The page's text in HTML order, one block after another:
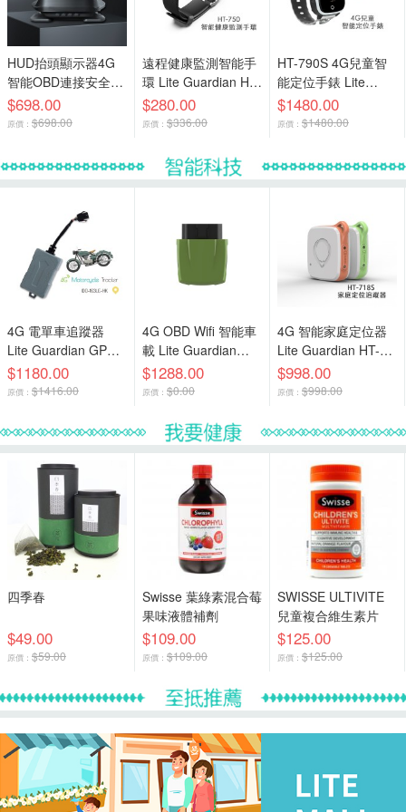
HUD抬頭顯示器4G
智能OBD連接安全智
能駕駛體驗
$698.00
原價： $698.00
遠程健康監測智能手
環 Lite Guardian HT-
750
$280.00
原價： $336.00
HT-790S 4G兒童智
能定位手錶 Lite
Guardian 4G Kids
Smart Tracking
$1480.00
原價： $1480.00
4G 電單車追蹤器
Lite Guardian GPS
Motorcycle Tracker
$1180.00
原價： $1416.00
4G OBD Wifi 智能車
載 Lite Guardian
GPS Car Tracker
$1288.00
原價： $0.00
4G 智能家庭定位器
Lite Guardian HT-
718S
$998.00
原價： $998.00
四季春
$49.00
原價： $59.00
Swisse 葉綠素混合莓
果味液體補劑
$109.00
原價： $109.00
SWISSE ULTIVITE
兒童複合維生素片
$125.00
原價： $125.00